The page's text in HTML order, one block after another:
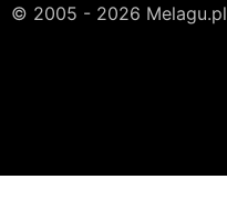
© 2005 - 2026 Melagu.pl